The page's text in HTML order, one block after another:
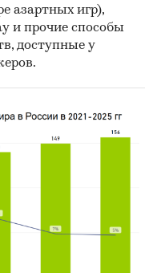
азартных игр),
и прочие способы
доступные у